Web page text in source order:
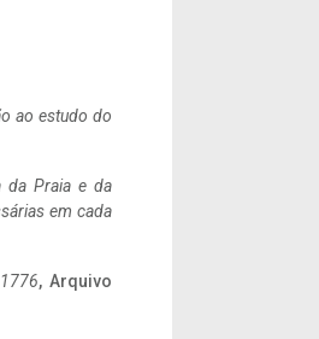
ao estudo do
da Praia e da
em cada
, Arquivo